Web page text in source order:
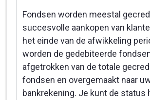
Fondsen worden meestal
succesvolle aankopen van
het einde van de afwikkeling
worden de gedebiteerde
afgetrokken van de totale
fondsen en overgemaakt naar
bankrekening. Je kunt de status